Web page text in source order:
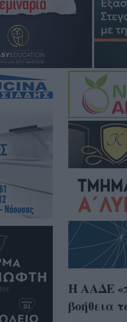
Η ΑΑΔΕ
βοήθεια